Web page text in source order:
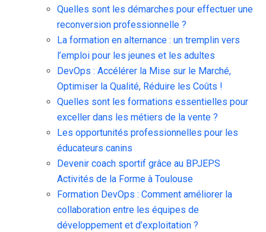
Quelles sont les démarches pour effectuer une
reconversion professionnelle ?
La formation en alternance : un tremplin vers
l’emploi pour les jeunes et les adultes
DevOps : Accélérer la Mise sur le Marché,
Optimiser la Qualité, Réduire les Coûts !
Quelles sont les formations essentielles pour
exceller dans les métiers de la vente ?
Les opportunités professionnelles pour les
éducateurs canins
Devenir coach sportif grâce au BPJEPS
Activités de la Forme à Toulouse
Formation DevOps : Comment améliorer la
collaboration entre les équipes de
développement et d’exploitation ?